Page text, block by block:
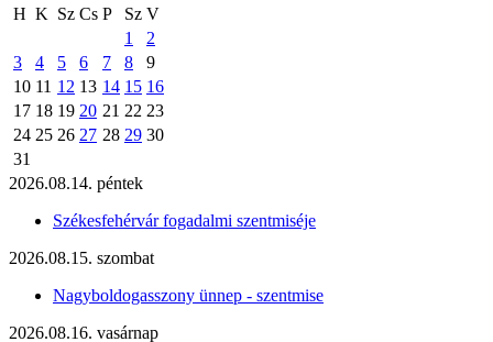
H K Sz Cs P Sz V
1
2
3
4 5 6 7 8
9
10 11 12 13 14 15 16
17 18 19 20 21 22 23
24 25 26 27 28 29 30
31
2026.08.14. péntek
Székesfehérvár fogadalmi szentmiséje
2026.08.15. szombat
Nagyboldogasszony ünnep - szentmise
2026.08.16. vasárnap